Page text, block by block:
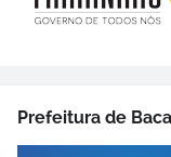
Prefeitura de